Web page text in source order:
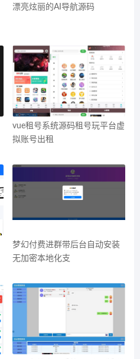
漂亮炫丽的AI导航源码
vue租号系统源码租号玩平台虚
拟账号出租
梦幻付费进群带后台自动安装
无加密本地化支